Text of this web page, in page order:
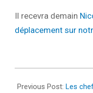
Il recevra demain
déplacement sur
12-
Previous Post: Les